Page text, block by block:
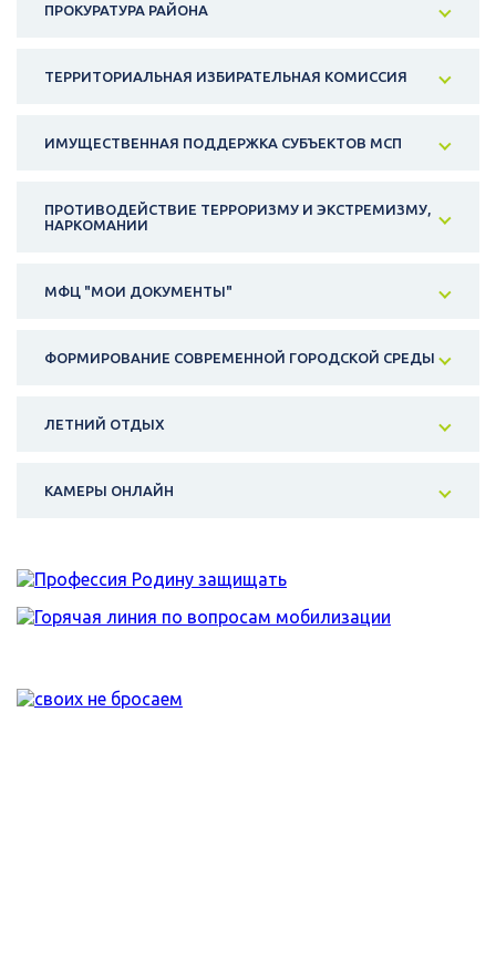
ПРОКУРАТУРА РАЙОНА
ТЕРРИТОРИАЛЬНАЯ ИЗБИРАТЕЛЬНАЯ КОМИССИЯ
ИМУЩЕСТВЕННАЯ ПОДДЕРЖКА СУБЪЕКТОВ МСП
ПРОТИВОДЕЙСТВИЕ ТЕРРОРИЗМУ И ЭКСТРЕМИЗМУ,
НАРКОМАНИИ
МФЦ "МОИ ДОКУМЕНТЫ"
ФОРМИРОВАНИЕ СОВРЕМЕННОЙ ГОРОДСКОЙ СРЕДЫ
ЛЕТНИЙ ОТДЫХ
КАМЕРЫ ОНЛАЙН